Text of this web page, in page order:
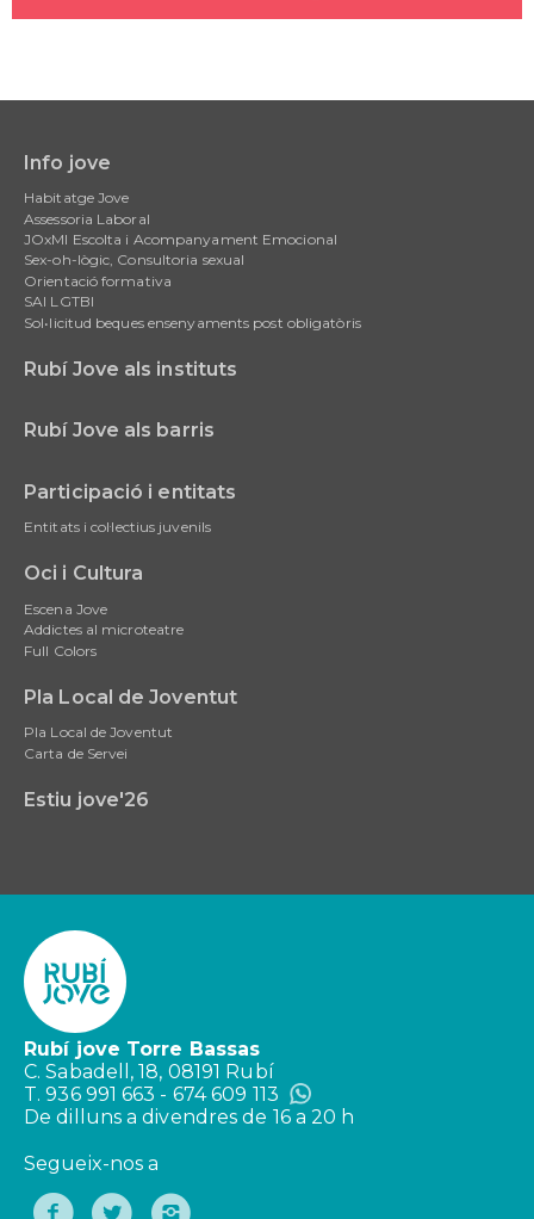
navigation
Info jove
Habitatge Jove
Assessoria Laboral
JOxMI Escolta i Acompanyament Emocional
Sex-oh-lògic, Consultoria sexual
Orientació formativa
SAI LGTBI
Sol•licitud beques ensenyaments post obligatòris
Rubí Jove als instituts
Rubí Jove als barris
Participació i entitats
Entitats i col·lectius juvenils
Oci i Cultura
Escena Jove
Addictes al microteatre
Full Colors
Pla Local de Joventut
Pla Local de Joventut
Carta de Servei
Estiu jove'26
Rubí jove Torre Bassas
C. Sabadell, 18, 08191 Rubí
T. 936 991 663 - 674 609 113
De dilluns a divendres de 16 a 20 h
Segueix-nos a